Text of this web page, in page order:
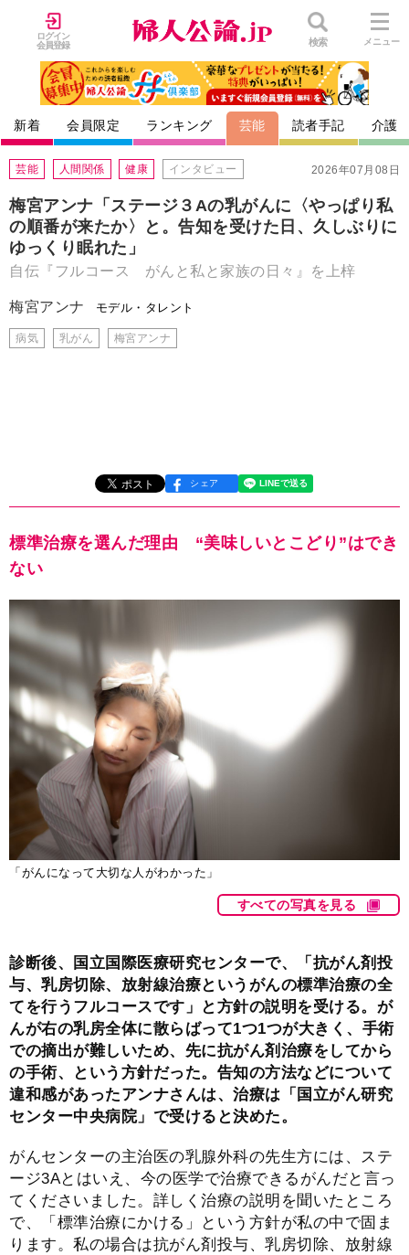
ログイン
会員登録
検索 メニュー
新着 会員限定 ランキング 芸能 読者手記 介護
2026年07月08日
芸能 人間関係 健康 インタビュー
梅宮アンナ「ステージ３Aの乳がんに〈やっぱり私
の順番が来たか〉と。告知を受けた日、久しぶりに
ゆっくり眠れた」
自伝『フルコース がんと私と家族の日々』を上梓
梅宮アンナ モデル・タレント
病気 乳がん 梅宮アンナ
シェア
標準治療を選んだ理由 “美味しいとこどり”はでき
ない
「がんになって大切な人がわかった」
すべての写真を見る
診断後、国立国際医療研究センターで、「抗がん剤投
与、乳房切除、放射線治療というがんの標準治療の全
てを行うフルコースです」と方針の説明を受ける。が
んが右の乳房全体に散らばって1つ1つが大きく、手術
での摘出が難しいため、先に抗がん剤治療をしてから
の手術、という方針だった。告知の方法などについて
違和感があったアンナさんは、治療は「国立がん研究
センター中央病院」で受けると決めた。
がんセンターの主治医の乳腺外科の先生方には、ステ
ージ3Aとはいえ、今の医学で治療できるがんだと言っ
てくださいました。詳しく治療の説明を聞いたところ
で、「標準治療にかける」という方針が私の中で固ま
ります。私の場合は抗がん剤投与、乳房切除、放射線